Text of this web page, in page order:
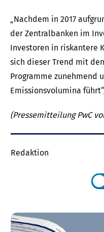
„Nachdem in 2017
der Zentralbanken im
Investoren in riskantere
sich dieser Trend mit
Programme zunehmend
Emissionsvolumina
(Pressemitteilung PwC
Redaktion